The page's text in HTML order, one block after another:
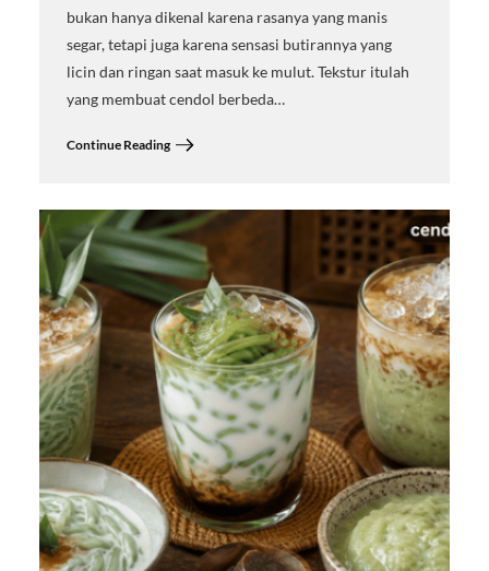
bukan hanya dikenal karena rasanya yang manis
segar, tetapi juga karena sensasi butirannya yang
licin dan ringan saat masuk ke mulut. Tekstur itulah
yang membuat cendol berbeda…
Continue Reading